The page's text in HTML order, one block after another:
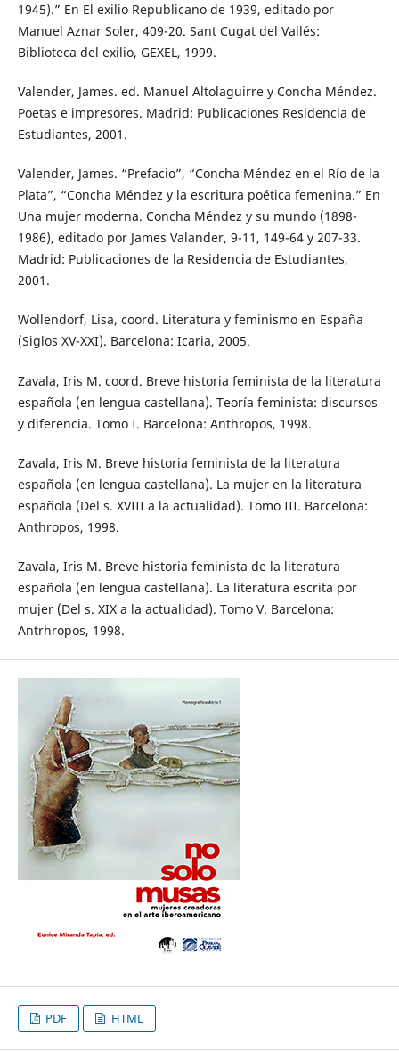
1945).” En El exilio Republicano de 1939, editado por
Manuel Aznar Soler, 409-20. Sant Cugat del Vallés:
Biblioteca del exilio, GEXEL, 1999.
Valender, James. ed. Manuel Altolaguirre y Concha Méndez.
Poetas e impresores. Madrid: Publicaciones Residencia de
Estudiantes, 2001.
Valender, James. “Prefacio”, “Concha Méndez en el Río de la
Plata”, “Concha Méndez y la escritura poética femenina.” En
Una mujer moderna. Concha Méndez y su mundo (1898-
1986), editado por James Valander, 9-11, 149-64 y 207-33.
Madrid: Publicaciones de la Residencia de Estudiantes,
2001.
Wollendorf, Lisa, coord. Literatura y feminismo en España
(Siglos XV-XXI). Barcelona: Icaria, 2005.
Zavala, Iris M. coord. Breve historia feminista de la literatura
española (en lengua castellana). Teoría feminista: discursos
y diferencia. Tomo I. Barcelona: Anthropos, 1998.
Zavala, Iris M. Breve historia feminista de la literatura
española (en lengua castellana). La mujer en la literatura
española (Del s. XVIII a la actualidad). Tomo III. Barcelona:
Anthropos, 1998.
Zavala, Iris M. Breve historia feminista de la literatura
española (en lengua castellana). La literatura escrita por
mujer (Del s. XIX a la actualidad). Tomo V. Barcelona:
Antrhropos, 1998.
PDF HTML